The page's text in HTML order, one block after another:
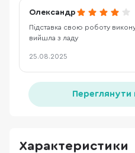
Олександр
Підставка свою роботу
вийшла з ладу
25.08.2025
Переглянути
Характеристики